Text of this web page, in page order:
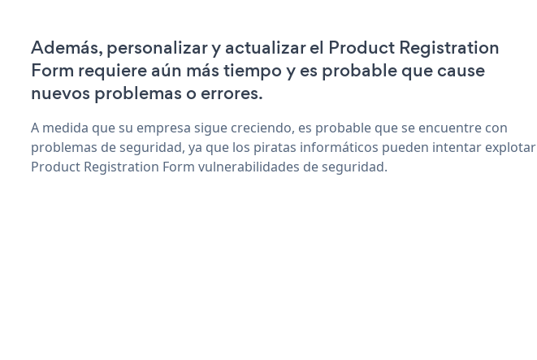
Además, personalizar y actualizar el Product Registration
Form requiere aún más tiempo y es probable que cause
nuevos problemas o errores.
A medida que su empresa sigue creciendo, es probable que se encuentre con
problemas de seguridad, ya que los piratas informáticos pueden intentar explotar
Product Registration Form vulnerabilidades de seguridad.